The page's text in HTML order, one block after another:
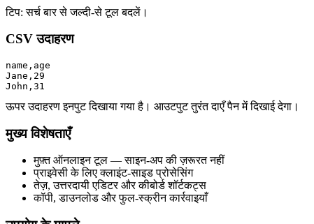
टिप: सर्च बार से जल्दी‑से टूल बदलें।
CSV उदाहरण
name,age
Jane,29
John,31
ऊपर उदाहरण इनपुट दिखाया गया है। आउटपुट तुरंत दाएँ पैन में दिखाई देगा।
मुख्य विशेषताएँ
मुफ़्त ऑनलाइन टूल — साइन‑अप की ज़रूरत नहीं
प्राइवेसी के लिए क्लाइंट‑साइड प्रोसेसिंग
तेज़, उत्तरदायी एडिटर और कीबोर्ड शॉर्टकट्स
कॉपी, डाउनलोड और फुल‑स्क्रीन कार्रवाइयाँ